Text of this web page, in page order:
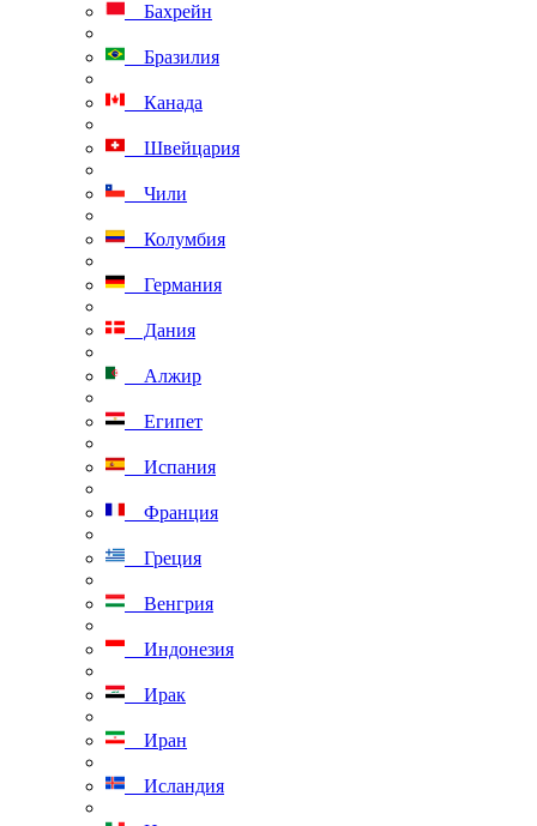
Бахрейн
Бразилия
Канада
Швейцария
Чили
Колумбия
Германия
Дания
Алжир
Египет
Испания
Франция
Греция
Венгрия
Индонезия
Ирак
Иран
Исландия